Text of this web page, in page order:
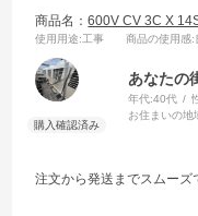
商品名：600V CV 3C X
使用用途:工事 商品の使用感:
あなたの
年代:40代
お住まいの地
注文から発送までスムーズ